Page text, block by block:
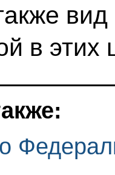
в этих